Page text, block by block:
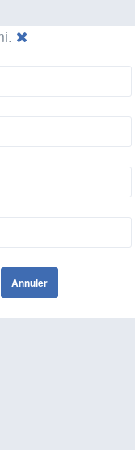
Annuler